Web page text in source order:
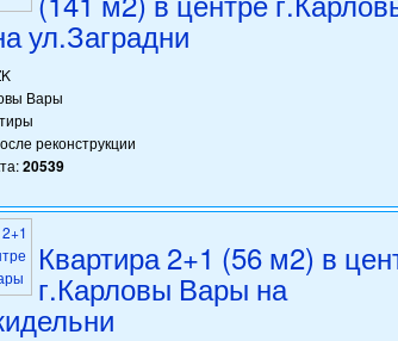
ул.Заградни
Вары
реконструкции
20539
Квартира 2+1 (56 м2) в
г.Карловы Вары на